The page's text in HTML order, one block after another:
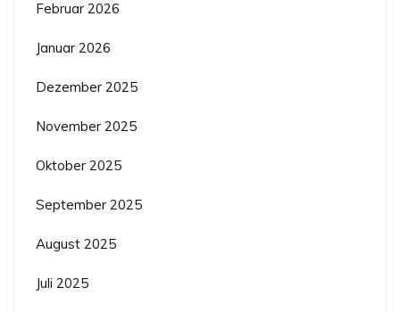
Februar 2026
Januar 2026
Dezember 2025
November 2025
Oktober 2025
September 2025
August 2025
Juli 2025